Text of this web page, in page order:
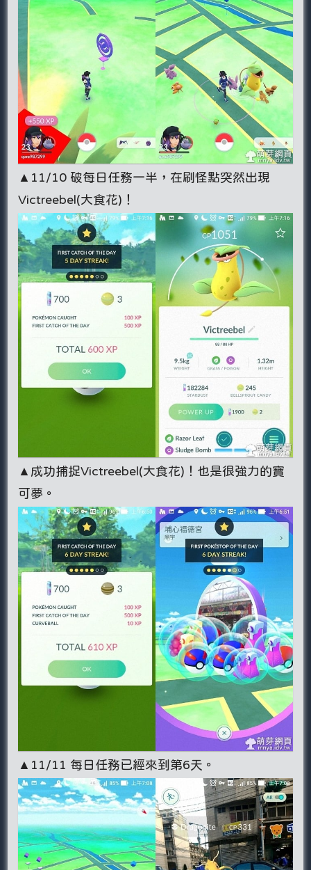
▲11/10 破每日任務一半，在刷怪點突然出現
Victreebel(大食花)！
▲成功捕捉Victreebel(大食花)！也是很強力的寶
可夢。
▲11/11 每日任務已經來到第6天。